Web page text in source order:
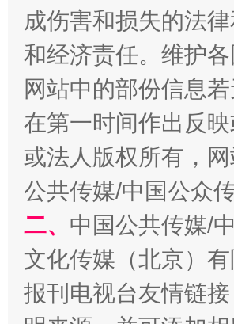
揭批美国五大"原罪"
解纷+调解+退费，一次搞定
成伤害和损失的法
和经济责任。维护
网站中的部份信息
在第一时间作出反
或法人版权所有，
公共传媒/中国公众
二、 中国公共传媒/
文化传媒（北京）
报刊电视台友情链